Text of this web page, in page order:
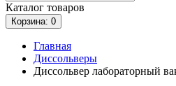
Каталог товаров
Корзина: 0
Главная
Диссольверы
Диссольвер лабораторный